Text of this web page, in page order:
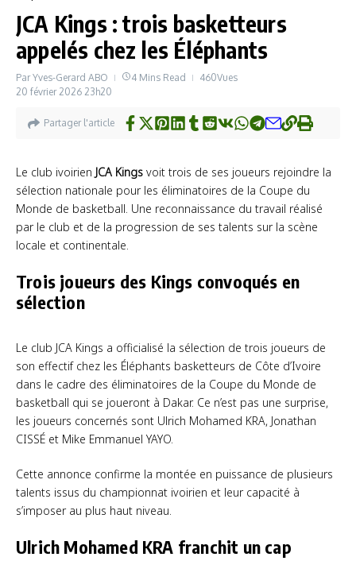
JCA Kings : trois basketteurs
appelés chez les Éléphants
ParYves-Gerard ABO 4 Mins Read
460Vues
20 février 2026 23h20
Partager l'article
Le club ivoirien JCA Kings voit trois de ses joueurs rejoindre la
sélection nationale pour les éliminatoires de la Coupe du
Monde de basketball. Une reconnaissance du travail réalisé
par le club et de la progression de ses talents sur la scène
locale et continentale.
Trois joueurs des Kings convoqués en
sélection
Le club JCA Kings a officialisé la sélection de trois joueurs de
son effectif chez les Éléphants basketteurs de Côte d’Ivoire
dans le cadre des éliminatoires de la Coupe du Monde de
basketball qui se joueront à Dakar. Ce n’est pas une surprise,
les joueurs concernés sont Ulrich Mohamed KRA, Jonathan
CISSÉ et Mike Emmanuel YAYO.
Cette annonce confirme la montée en puissance de plusieurs
talents issus du championnat ivoirien et leur capacité à
s’imposer au plus haut niveau.
Ulrich Mohamed KRA franchit un cap